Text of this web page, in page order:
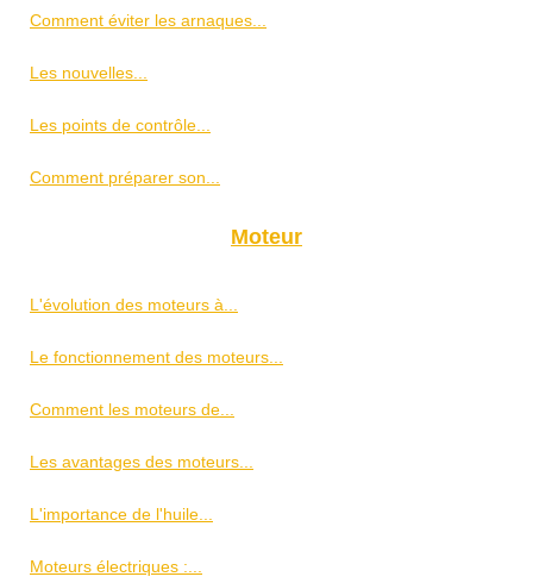
Comment éviter les arnaques...
Les nouvelles...
Les points de contrôle...
Comment préparer son...
Moteur
L'évolution des moteurs à...
Le fonctionnement des moteurs...
Comment les moteurs de...
Les avantages des moteurs...
L'importance de l'huile...
Moteurs électriques :...